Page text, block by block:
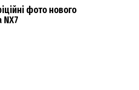
фото нового